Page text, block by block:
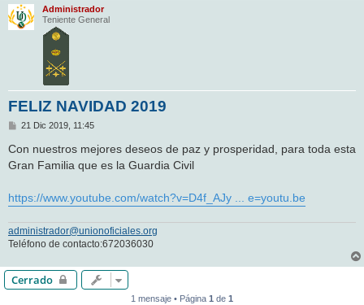
Administrador
Teniente General
FELIZ NAVIDAD 2019
M
n
s
a
21 Dic 2019, 11:45
Con nuestros mejores deseos de paz y prosperidad, para toda esta
Gran Familia que es la Guardia Civil
https://www.youtube.com/watch?v=D4f_AJy ... e=youtu.be
administrador@unionoficiales.org
Teléfono de contacto:672036030
Cerrado
1 mensaje • Página 1 de 1